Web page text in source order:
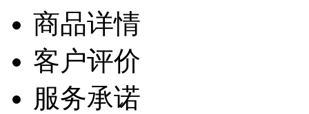
商品详情
客户评价
服务承诺